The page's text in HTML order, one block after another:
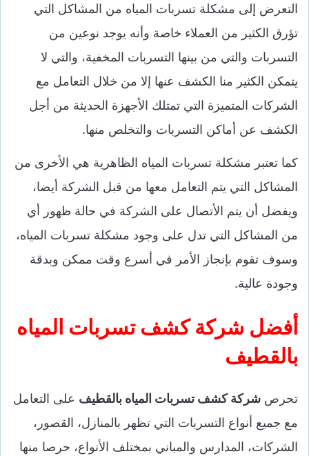
التعرض إلى مشكلة تسربات المياه من المشاكل التي
تؤرق الكثير من العملاء خاصة وأنه يوجد نوعين من
التسربات والتي من بينها التسربات المخفية، والتي لا
يتمكن الكثير منا الكشف عنها إلا من خلال التعامل مع
الشركات المتميزة التي تمتلك الأجهزة الحديثة من أجل
الكشف عن أماكن التسربات والتخلص منها.
كما تعتبر مشكلة تسربات المياه الظاهرية هي الأخرى من
المشاكل التي يتم التعامل معها من قبل الشركة أيضا،
ويفضل أن يتم الأتصال على الشركة في حالة ظهور أي
من المشاكل التي تدل على وجود مشكلة تسربات المياه،
وسوف تقوم بإنجاز الأمر في أسرع وقت ممكن وبدقة
وجودة عالية.
أفضل شركة كشف تسربات المياه
بالقطيف
تحرص شركة كشف تسربات المياه بالقطيف على التعامل
مع جميع أنواع التسربات التي تظهر بالمنازل، القصور،
الشركات، المدارس والمباني بمختلف الأنواع، حرصا منها